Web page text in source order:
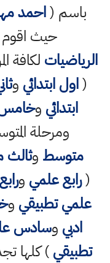
باسم (احمد
حيث
الرياضيات لكافة
(اول ابتدائي و
ابتدائي وخامس
ومرحلة
متوسط و
(رابع علمي و
علمي تطبيقي و
ادبي وسادس
تطبيقي) كلها